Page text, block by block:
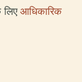
आधिकारिक